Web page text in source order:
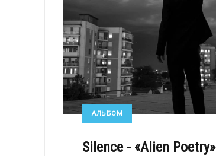
АЛЬБОМ
Silence - «Alien Poetry»